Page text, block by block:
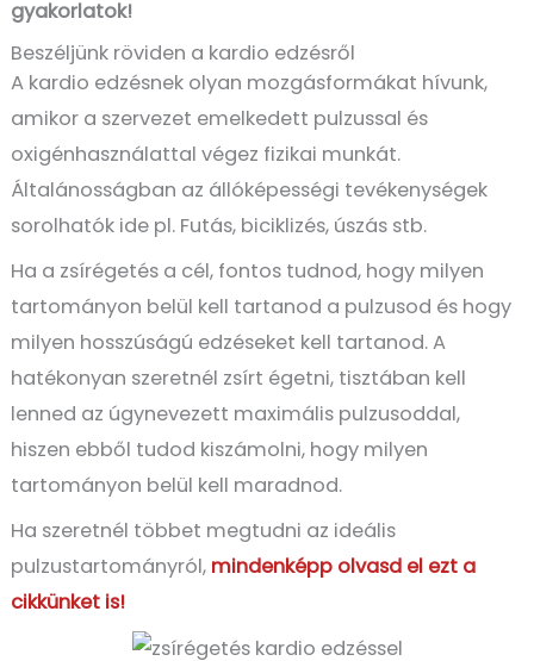
gyakorlatok!
Beszéljünk röviden a kardio edzésről
A kardio edzésnek olyan mozgásformákat hívunk,
amikor a szervezet emelkedett pulzussal és
oxigénhasználattal végez fizikai munkát.
Általánosságban az állóképességi tevékenységek
sorolhatók ide pl. Futás, biciklizés, úszás stb.
Ha a zsírégetés a cél, fontos tudnod, hogy milyen
tartományon belül kell tartanod a pulzusod és hogy
milyen hosszúságú edzéseket kell tartanod. A
hatékonyan szeretnél zsírt égetni, tisztában kell
lenned az úgynevezett maximális pulzusoddal,
hiszen ebből tudod kiszámolni, hogy milyen
tartományon belül kell maradnod.
Ha szeretnél többet megtudni az ideális
pulzustartományról, mindenképp olvasd el ezt a
cikkünket is!